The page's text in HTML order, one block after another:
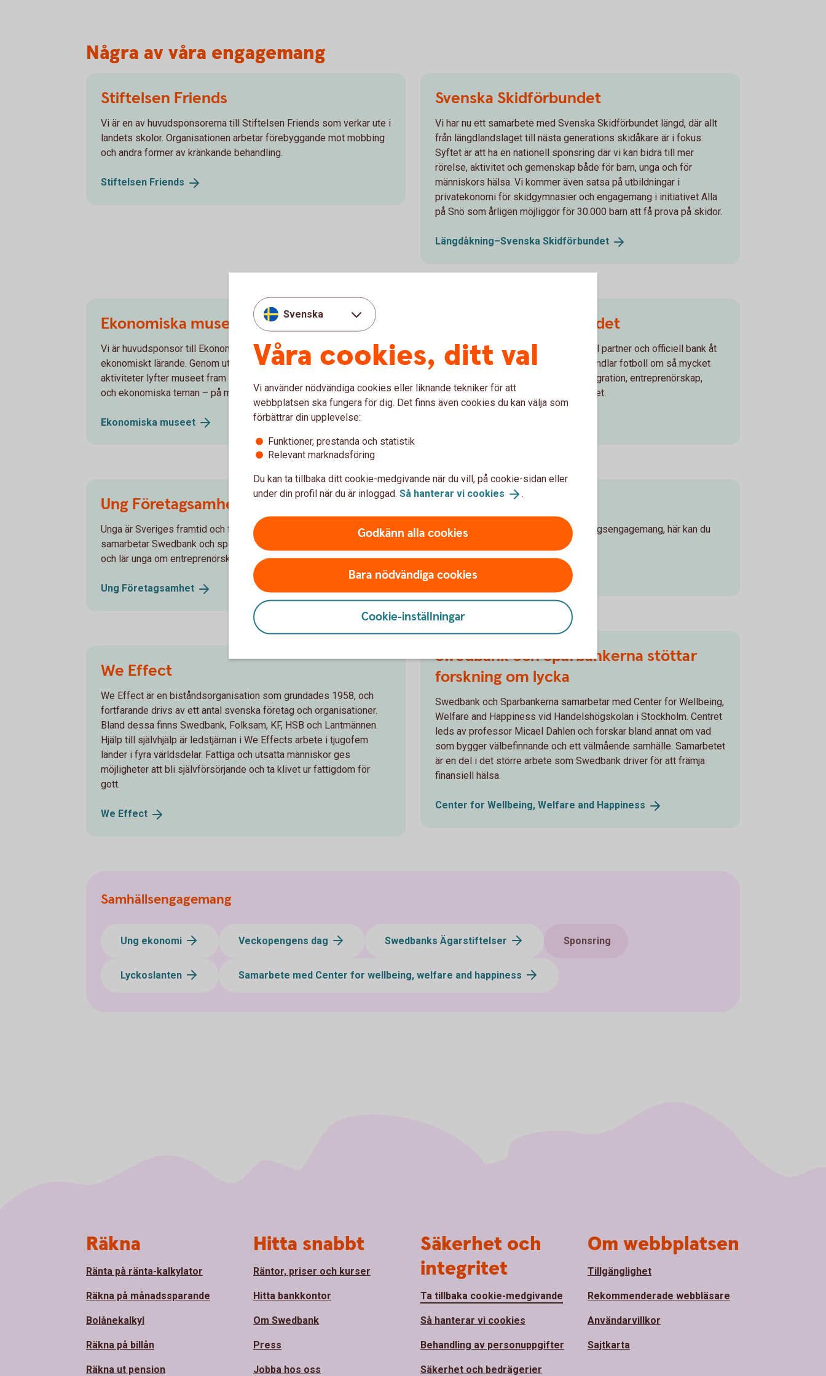
Några av våra engagemang
Stiftelsen Friends
Vi är en av huvudsponsorerna till Stiftelsen Friends som verkar ute i
landets skolor. Organisationen arbetar förebyggande mot mobbing
och andra former av kränkande behandling.
Stiftelsen Friends
Svenska Skidförbundet
Vi har nu ett samarbete med Svenska Skidförbundet längd, där allt
från längdlandslaget till nästa generations skidåkare är i fokus.
Syftet är att ha en nationell sponsring där vi kan bidra till mer
rörelse, aktivitet och gemenskap både för barn, unga och för
människors hälsa. Vi kommer även satsa på utbildningar i
privatekonomi för skidgymnasier och engagemang i initiativet Alla
på Snö som årligen möjliggör för 30.000 barn att få prova på skidor.
Längdåkning–Svenska Skidförbundet
Ekonomiska museet
Vi är huvudsponsor till Ekonomiska museet som är en plats för
ekonomiskt lärande. Genom utställningar, föreläsningar och andra
aktiviteter lyfter museet fram föremål ur de fantastiska samlingarna
och ekonomiska teman – på museet och digitalt.
Ekonomiska museet
Svenska Fotbollförbundet
Vi är sedan början på 80-talet nationell partner och officiell bank åt
Svenska Fotbollförbundet. För oss handlar fotboll om så mycket
mer än resultat. För oss är fotboll integration, entreprenörskap,
inkludering, hälsa, jobb och jämställdhet.
Ung Företagsamhet
Unga är Sveriges framtid och fler företagare behövs, därför
samarbetar Swedbank och sparbankerna med Ung Företagsamhet
och lär unga om entreprenörskap.
Ung Företagsamhet
We Effect
We Effect är en biståndsorganisation som grundades 1958, och
fortfarande drivs av ett antal svenska företag och organisationer.
Bland dessa finns Swedbank, Folksam, KF, HSB och Lantmännen.
Hjälp till självhjälp är ledstjärnan i We Effects arbete i tjugofem
länder i fyra världsdelar. Fattiga och utsatta människor ges
möjligheter att bli självförsörjande och ta klivet ur fattigdom för
gott.
We Effect
Lokala engagemang
Runt om i landet har vi lokala sponsringsengagemang, här kan du
Lokalaengagemang
Swedbank och Sparbankerna stöttar
forskning om lycka
Swedbank och Sparbankerna samarbetar med Center for Wellbeing,
Welfare and Happiness vid Handelshögskolan i Stockholm. Centret
leds av professor Micael Dahlen och forskar bland annat om vad
som bygger välbefinnande och ett välmående samhälle. Samarbetet
är en del i det större arbete som Swedbank driver för att främja
finansiell hälsa.
Center for Wellbeing, Welfare and Happiness
Samhällsengagemang
Ung ekonomi Veckopengens dag Swedbanks Ägarstiftelser Sponsring
Lyckoslanten Samarbete med Center for wellbeing, welfare and happiness
Svenska
Våra cookies, ditt val
Vi använder nödvändiga cookies eller liknande tekniker för att
webbplatsen ska fungera för dig. Det finns även cookies du kan välja som
förbättrar din upplevelse:
Funktioner, prestanda och statistik
Relevant marknadsföring
Du kan ta tillbaka ditt cookie-medgivande när du vill, på cookie-sidan eller
under din profil när du är inloggad. Så hanterar vi cookies .
Godkänn alla cookies
Bara nödvändiga cookies
Cookie-inställningar
Räkna
Ränta på ränta-kalkylator
Räkna på månadssparande
Bolånekalkyl
Räkna på billån
Räkna ut pension
Hitta snabbt
Räntor, priser och kurser
Hitta bankkontor
Om Swedbank
Press
Jobba hos oss
Säkerhet och
integritet
Ta tillbaka cookie-medgivande
Så hanterar vi cookies
Behandling av personuppgifter
Säkerhet och bedrägerier
Om webbplatsen
Tillgänglighet
Rekommenderade webbläsare
Användarvillkor
Sajtkarta